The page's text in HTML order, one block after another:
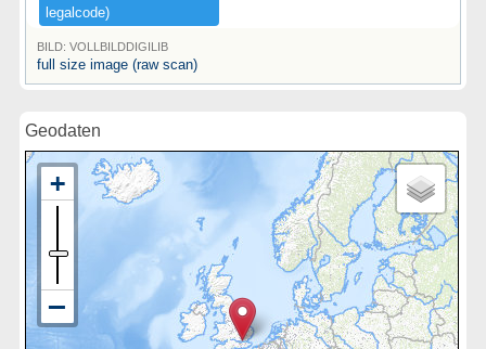
legalcode)​
BILD: VOLLBILDDIGILIB
full size image (raw scan)
Geodaten